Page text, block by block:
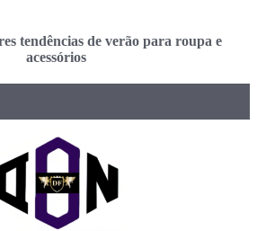
tendências de verão para roupa e
acessórios